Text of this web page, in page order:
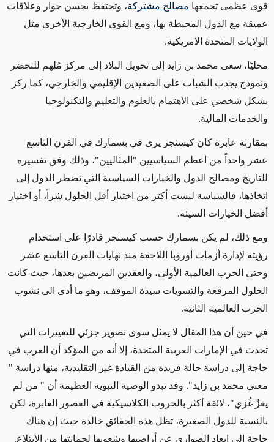
قوى عظمى تجمعها مصالح مشتركة، وتحتفظ بحسن جوار وعلاقات
عميقة مع الدول المحيطة بها، ومع القوى الخارجية الأخرى مثل
الولايات المتحدة الامريكية.
محليًا، سعى محمد بن زايد إلى تحويل البلاد إلى مركز مُلهم للتحضر
ونموذج يجذب الشباب على الصعيدين الإقليمي والخارجي، كما ركز
بشكل شخصي على الاهتمام بالعلوم والتعليم والتكنولوجيا
والخدمات المالية.
بمقارنة عابرة كان كيسنجر يرى في بسمارك في القرن التاسع
عشر واحداً من أعظم السياسيين "المثاليين"، وذلك وفق تفسيره
للتاريخ ومصالح الدول والخيارات السياسية التي تضطر الدول إلى
اتخاذها، فالسياسة ليست أكثر من اختيار أقل الحلول شراً، أو اختيار
أفضل الخيارات السيئة.
ومع ذلك، لم يكن بسمارك حسب كيسنجر قادرًا على استخدام
رؤيته لإدارة أزمات أوروبا اللاحقة منذ نهايات القرن التاسع عشر
وحتى الحرب العالمية الأولى، والعقدين المريضين بعدها، حيث كانت
الحلول المرقعة والتسويات سيدة الموقف، وهو ما أدى الى نشوب
الحرب العالمية الثانية.
في حين أن هذا المقال لا يمثل سوى تصوير جزئي للتغييرات التي
تحدث في الإمارات العربية المتحدة، إلا أنه من المؤكد أن العرب في
حاجة إلى دراسة حالة فريدة من القيادة غير التقليدية، منها دراسة "
معنى محمد بن زايد". وقد تبدو الوصية النبوية العظيمة أن " من لم
يغزُ غُزي"، لائقة أكثر بالحروب الكلاسيكية في العصور الغابرة، لكن
بالنسبة للدول الصغيرة، تظل هذه الحقائق خالدة حيث إن هناك
حاجة إلى إبعاد الضواري عن أراضيها وشعوبها لحمايتها من الابتلاع.